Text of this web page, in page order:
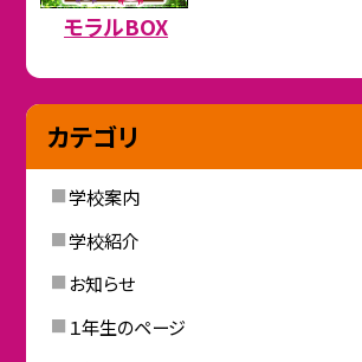
モラルBOX
カテゴリ
学校案内
学校紹介
お知らせ
１年生のページ